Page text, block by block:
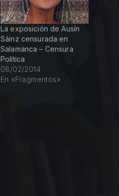
La exposición de Ausín
Sáinz censurada en
Salamanca – Censura
Política
08/02/2014
En «Fragmentos»